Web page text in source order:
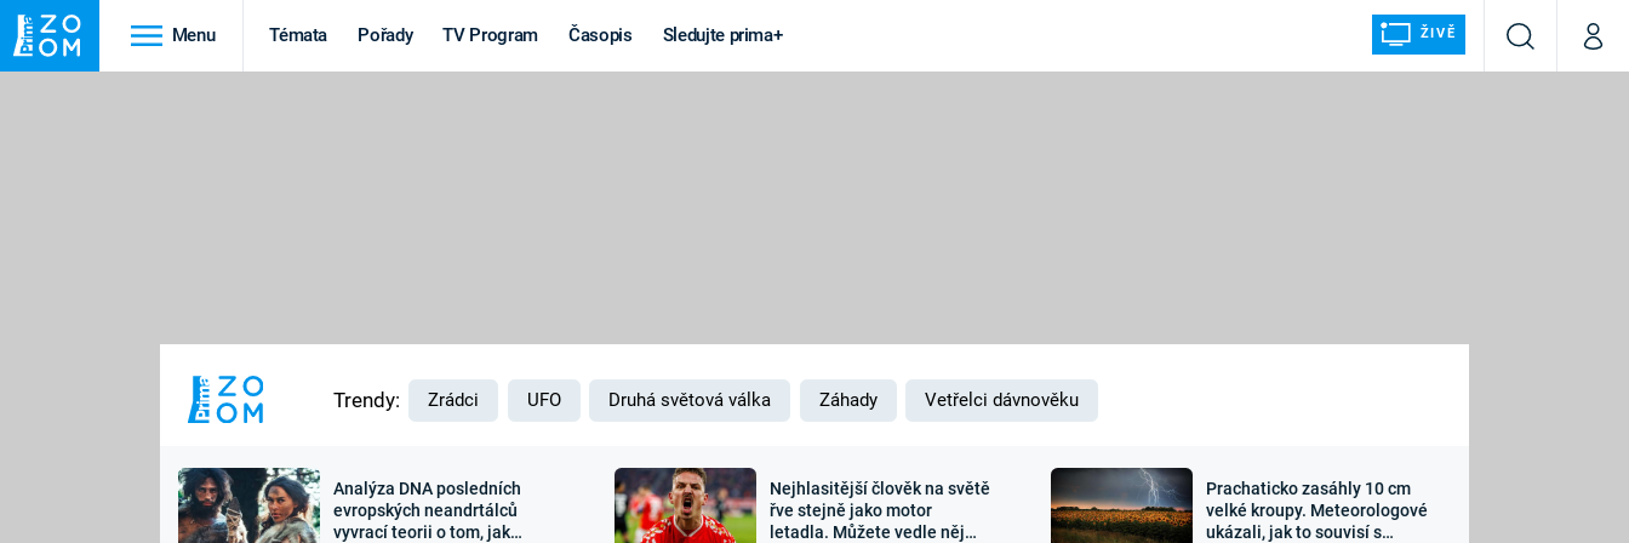
Menu Témata Pořady TV Program Časopis Sledujte prima+ ŽIVĚ
VyhledáváníMůj
MARS
Výročí
Záhady a
Zajímavosti Sledujte nás
Trendy: Zrádci UFO Druhá světová válka Záhady Vetřelci dávnověku
Analýza DNA posledních
evropských neandrtálců
vyvrací teorii o tom, jak
Nejhlasitější člověk na světě
řve stejně jako motor
letadla. Můžete vedle něj
Prachaticko zasáhly 10 cm
velké kroupy. Meteorologové
ukázali, jak to souvisí s